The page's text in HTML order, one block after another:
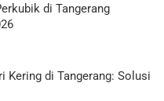
di Tangerang
Kering di Tangerang: Solusi